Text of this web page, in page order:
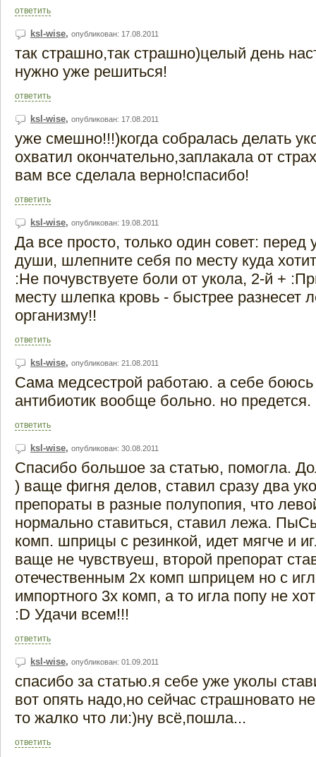
ответить
ksl-wise, опубликован: 17.08.2011
так страшно,так страшно)целый день
нужно уже решиться!
ответить
ksl-wise, опубликован: 17.08.2011
уже смешно!!!)когда собралась делать
охватил окончательно,заплакала от
вам все сделала верно!спасибо!
ответить
ksl-wise, опубликован: 19.08.2011
Да все просто, только один совет: перед
души, шлепните себя по месту куда
:Не почувствуете боли от укола, 2-й +
месту шлепка кровь - быстрее разнесет
организму!!
ответить
ksl-wise, опубликован: 21.08.2011
Сама медсестрой работаю. а себе боюсь
антибиотик вообще больно. но предется.
ответить
ksl-wise, опубликован: 30.08.2011
Спасибо большое за статью, помогла.
) ваще фигня делов, ставил сразу два
препораты в разные полупопия, что
нормально ставиться, ставил лежа.
комп. шприцы с резинкой, идет мягче и
ваще не чувствуеш, второй препорат
отечественным 2х комп шприцем но с
импортного 3х комп, а то игла попу не
:D Удачи всем!!!
ответить
ksl-wise, опубликован: 01.09.2011
спасибо за статью.я себе уже уколы
вот опять надо,но сейчас страшновато
то жалко что ли:)ну всё,пошла...
ответить